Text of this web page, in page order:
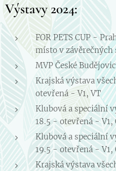
Výstavy 2024:
FOR PETS CUP -
místo v závěrečných
MVP České
Krajská výstava
otevřená - V1, VT
Klubová a speciální
18.5 - otevřená - V1,
Klubová a speciální
19.5 - otevřená - V1,
Krajská výstava